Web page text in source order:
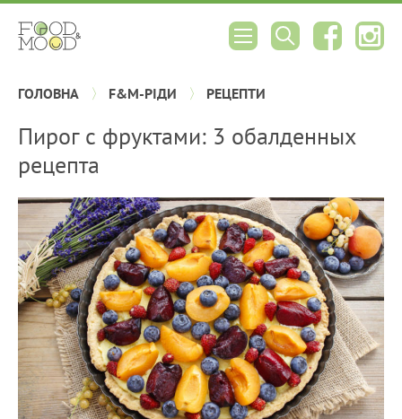
ГОЛОВНА F&M-РІДИ РЕЦЕПТИ
Пирог с фруктами: 3 обалденных
рецепта